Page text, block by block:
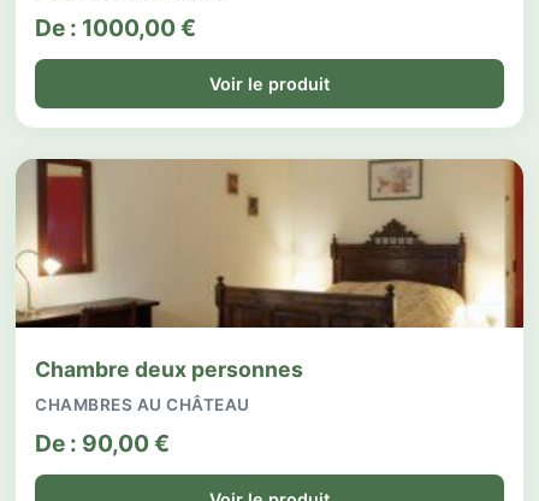
De : 1000,00€
Voir le produit
Chambre deux personnes
CHAMBRES AU CHÂTEAU
De : 90,00€